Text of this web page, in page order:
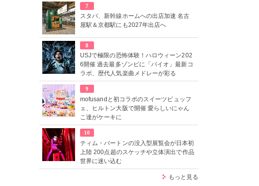
7
スタバ、新幹線ホームへの出店加速 名古
屋駅＆京都駅にも2027年出店へ
8
USJで極限の恐怖体験！ハロウィーン202
6開催 過去最多ゾンビに「バイオ」最新コ
ラボ、歴代人気楽曲メドレーが彩る
9
mofusandと初コラボのスイーツビュッフ
ェ、ヒルトン大阪で開催 愛らしいにゃん
こ達がケーキに
10
ティム・バートンの没入型展覧会が日本初
上陸 200点超のスケッチや立体演出で作品
世界に迷い込む
もっと見る